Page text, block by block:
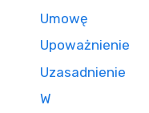
Umowę
Upoważnienie
Uzasadnienie
W